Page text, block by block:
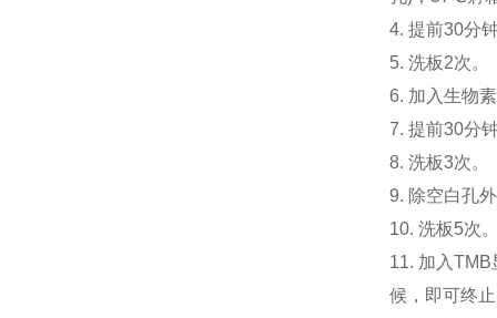
4. 提前30分
5. 洗板2次。
6. 加入生物
7. 提前30分
8. 洗板3次。
9. 除空白孔
10. 洗板5次
11. 加入
候，即可终